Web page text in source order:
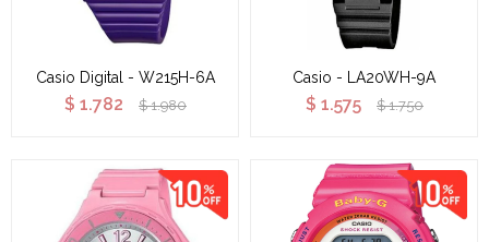
Casio Digital - W215H-6A
$ 1.782 $ 1.980
Casio - LA20WH-9A
$ 1.575 $ 1.750